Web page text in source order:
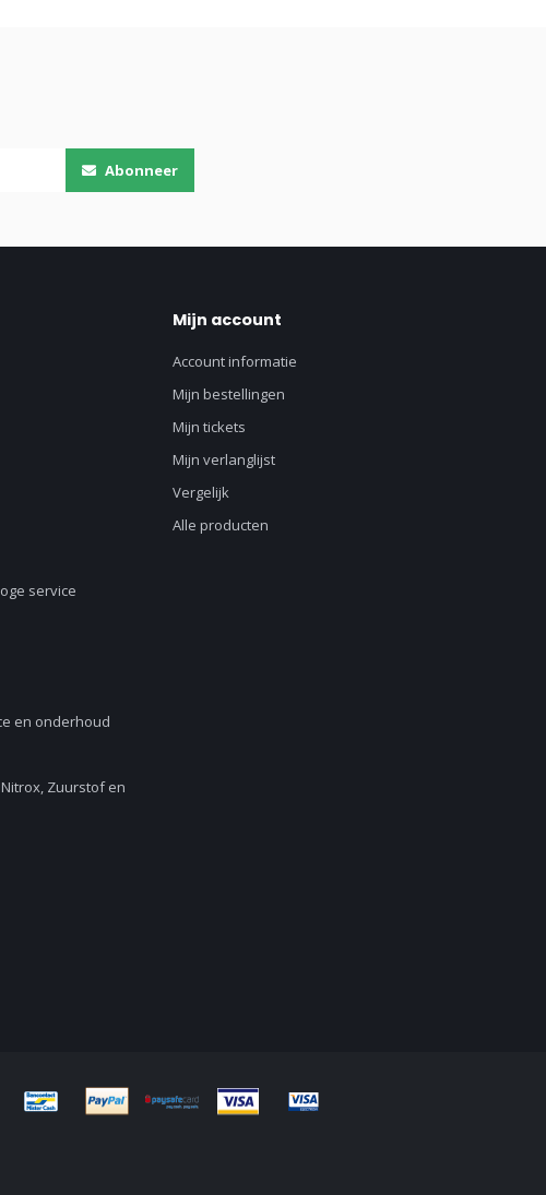
Abonneer
service
en onderhoud
Zuurstof en
Mijn account
Account informatie
Mijn bestellingen
Mijn tickets
Mijn verlanglijst
Vergelijk
Alle producten